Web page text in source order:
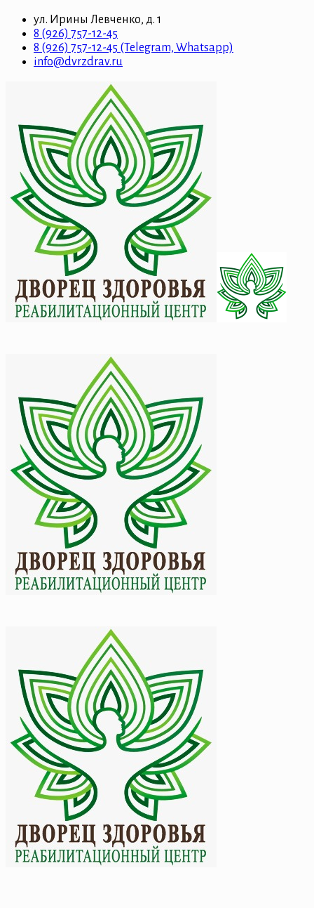
ул. Ирины Левченко, д. 1
8 (926) 757-12-45
8 (926) 757-12-45 (Telegram, Whatsapp)
info@dvrzdrav.ru